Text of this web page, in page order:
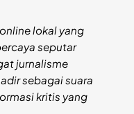
lokal yang
seputar
jurnalisme
sebagai suara
kritis yang